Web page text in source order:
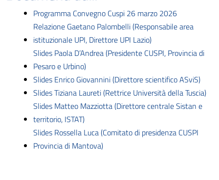
Programma Convegno Cuspi 26 marzo 2026
Relazione Gaetano Palombelli (Responsabile area
istituzionale UPI, Direttore UPI Lazio)
Slides Paola D’Andrea (Presidente CUSPI, Provincia di
Pesaro e Urbino)
Slides Enrico Giovannini (Direttore scientifico ASviS)
Slides Tiziana Laureti (Rettrice Università della Tuscia)
Slides Matteo Mazziotta (Direttore centrale Sistan e
territorio, ISTAT)
Slides Rossella Luca (Comitato di presidenza CUSPI
Provincia di Mantova)